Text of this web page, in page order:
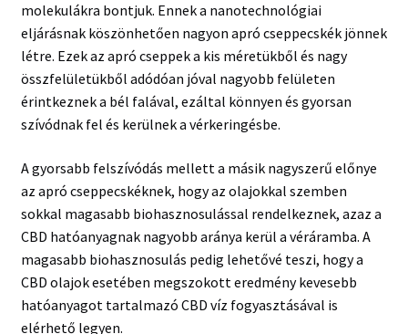
molekulákra bontjuk. Ennek a nanotechnológiai
eljárásnak köszönhetően nagyon apró cseppecskék jönnek
létre. Ezek az apró cseppek a kis méretükből és nagy
összfelületükből adódóan jóval nagyobb felületen
érintkeznek a bél falával, ezáltal könnyen és gyorsan
szívódnak fel és kerülnek a vérkeringésbe.
A gyorsabb felszívódás mellett a másik nagyszerű előnye
az apró cseppecskéknek, hogy az olajokkal szemben
sokkal magasabb biohasznosulással rendelkeznek, azaz a
CBD hatóanyagnak nagyobb aránya kerül a véráramba. A
magasabb biohasznosulás pedig lehetővé teszi, hogy a
CBD olajok esetében megszokott eredmény kevesebb
hatóanyagot tartalmazó CBD víz fogyasztásával is
elérhető legyen.